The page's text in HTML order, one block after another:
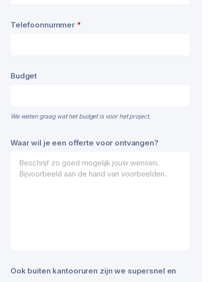
Telefoonnummer *
Budget
We weten graag wat het budget is voor het project.
Website
URL
Waar wil je een offerte voor ontvangen?
Ook buiten kantooruren zijn we supersnel en